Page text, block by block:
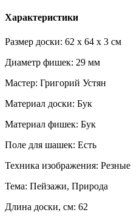
Характеристики
Размер доски: 62 x 64 x 3 см
Диаметр фишек: 29 мм
Мастер: Григорий Устян
Материал доски: Бук
Материал фишек: Бук
Поле для шашек: Есть
Техника изображения: Резные
Тема: Пейзажи, Природа
Длина доски, см: 62